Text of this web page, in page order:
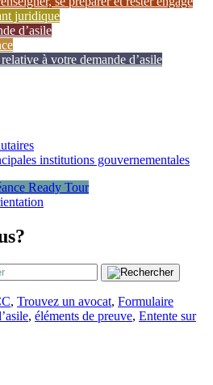
juridique
d’asile
à votre demande d’asile
institutions gouvernementales
Ready Tour
, Trouvez un avocat, Formulaire
, éléments de preuve, Entente sur